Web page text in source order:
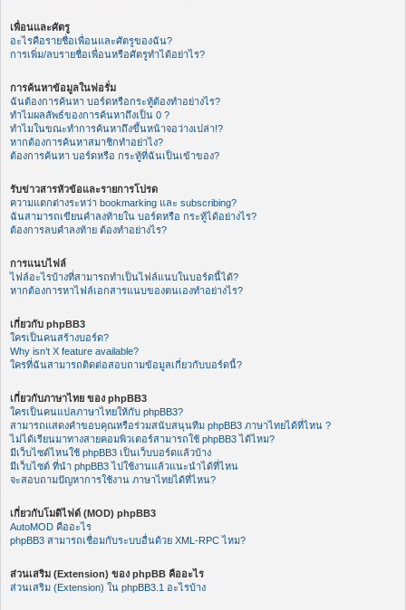
เพื่อนและศัตรู
อะไรคือรายชื่อเพื่อนและศัตรูของฉัน?
การเพิ่ม/ลบรายชื่อเพื่อนหรือศัตรูทำได้อย่าไร?
การค้นหาข้อมูลในฟอรั่ม
ฉันต้องการค้นหา บอร์ดหรือกระทู้ต้องทำอย่างไร?
ทำไมผลลัพธ์ของการค้นหาถึงเป็น 0 ?
ทำไมในขณะทำการค้นหาถึงขึ้นหน้าจอว่างเปล่า!?
หากต้องการค้นหาสมาชิกทำอย่าไง?
ต้องการค้นหา บอร์ดหรือ กระทู้ที่ฉันเป็นเข้าของ?
รับข่าวสารหัวข้อและรายการโปรด
ความแตกต่างระหว่า bookmarking และ subscribing?
ฉันสามารถเขียนคำลงท้ายใน บอร์ดหรือ กระทู้ได้อย่างไร?
ต้องการลบคำลงท้าย ต้องทำอย่างไร?
การแนบไฟล์
ไฟล์อะไรบ้างที่สามารถทำเป็นไฟล์แนบในบอร์ดนี้ได้?
หากต้องการหาไฟล์เอกสารแนบของตนเองทำอย่างไร?
เกี่ยวกับ phpBB3
ใครเป็นคนสร้างบอร์ด?
Why isn’t X feature available?
ใครที่ฉันสามารถติดต่อสอบถามข้อมูลเกี่ยวกับบอร์ดนี้?
เกี่ยวกับภาษาไทย ของ phpBB3
ใครเป็นคนแปลภาษาไทยให้กับ phpBB3?
สามารถแสดงคำขอบคุณหรือร่วมสนับสนุนทีม phpBB3 ภาษาไทยได้ที่ไหน ?
ไม่ได้เรียนมาทางสายคอมพิวเตอร์สามารถใช้ phpBB3 ได้ไหม?
มีเว็บไซต์ไหนใช้ phpBB3 เป็นเว็บบอร์ดแล้วบ้าง
มีเว็บไซต์ ที่นำ phpBB3 ไปใช้งานแล้วแนะนำได้ที่ไหน
จะสอบถามปัญหาการใช้งาน ภาษาไทยได้ที่ไหน?
เกี่ยวกับโมดิไฟด์ (MOD) phpBB3
AutoMOD คืออะไร
phpBB3 สามารถเชื่อมกับระบบอื่นด้วย XML-RPC ไหม?
ส่วนเสริม (Extension) ของ phpBB คืออะไร
ส่วนเสริม (Extension) ใน phpBB3.1 อะไรบ้าง